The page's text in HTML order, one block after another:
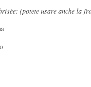
(potete usare anche la